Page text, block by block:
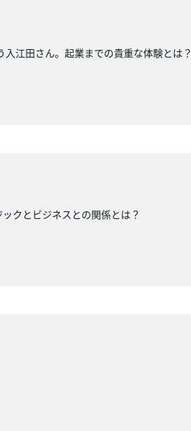
江田さん。起業までの貴重な体験とは？
クとビジネスとの関係とは？